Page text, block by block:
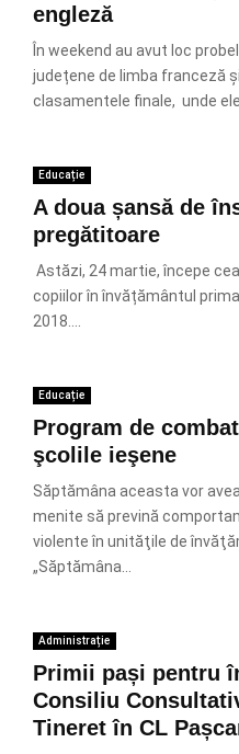
engleză
În weekend au avut loc
județene de limba franceză
clasamentele finale, unde
Educație
A doua șansă de
pregătitoare
Astăzi, 24 martie, începe
copiilor în învățământul
2018....
Educație
Program de
şcolile ieşene
Săptămâna aceasta vor
menite să prevină
violente în unităţile de
„Săptămâna...
Administrație
Primii pași pentru
Consiliu
Tineret în CL